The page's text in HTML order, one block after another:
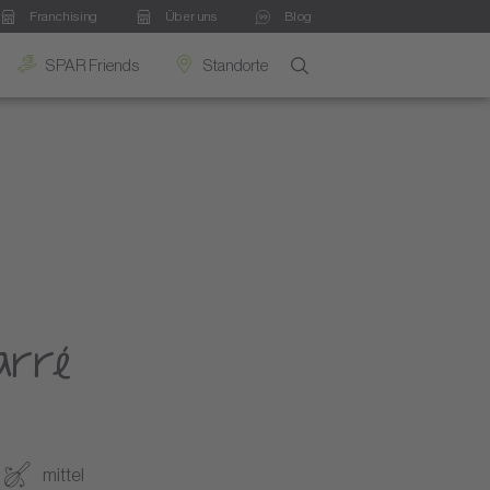
Franchising Über uns Blog
SPAR Friends Standorte
mittel